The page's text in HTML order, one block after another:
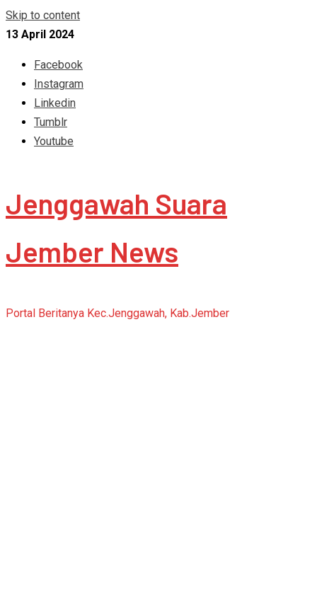
Skip to content
13 April 2024
Facebook
Instagram
Linkedin
Tumblr
Youtube
Jenggawah Suara
Jember News
Portal Beritanya Kec.Jenggawah, Kab.Jember